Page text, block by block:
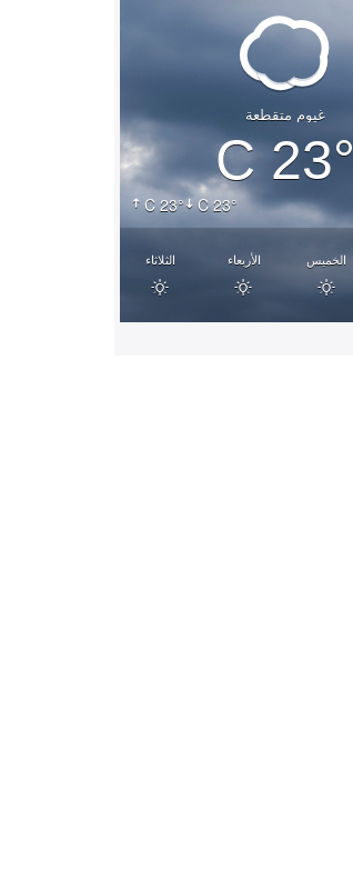
23° C 23° C
غيوم متقطعة
23° C
الثلاثاء الأربعاء الخميس